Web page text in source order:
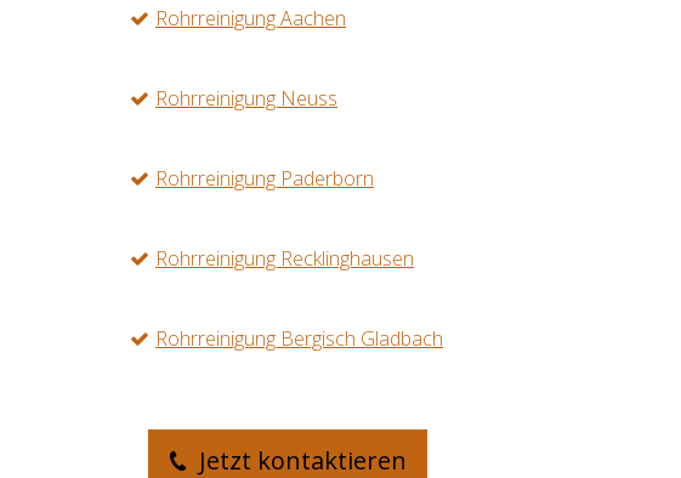
Rohrreinigung Aachen
Rohrreinigung Neuss
Rohrreinigung Paderborn
Rohrreinigung Recklinghausen
Rohrreinigung Bergisch Gladbach
Jetzt kontaktieren